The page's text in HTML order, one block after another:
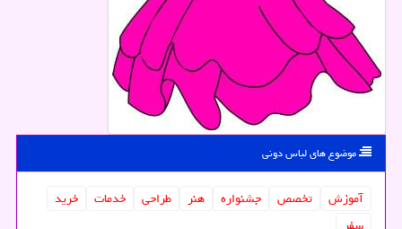
موضوع های لباس دونی
آموزش تخصص جشنواره هنر طراحی خدمات
خرید